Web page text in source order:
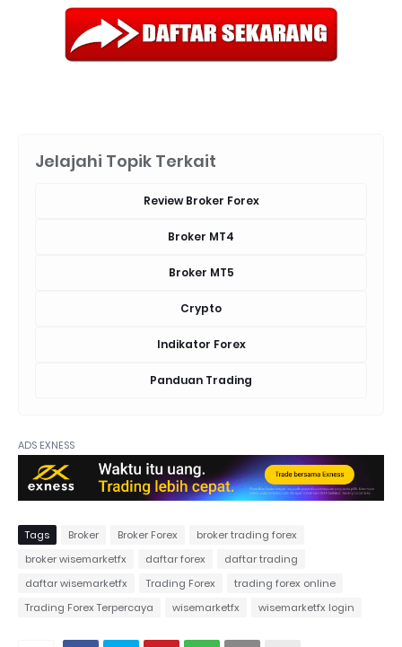
Jelajahi Topik Terkait
Review Broker Forex
Broker MT4
Broker MT5
Crypto
Indikator Forex
Panduan Trading
ADS EXNESS
Tags Broker Broker Forex
broker trading forex
broker wisemarketfx
daftar forex
daftar trading
daftar wisemarketfx
Trading Forex
trading forex online
Trading Forex Terpercaya
wisemarketfx wisemarketfx login